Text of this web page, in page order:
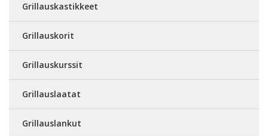
Grillauskastikkeet
Grillauskorit
Grillauskurssit
Grillauslaatat
Grillauslankut